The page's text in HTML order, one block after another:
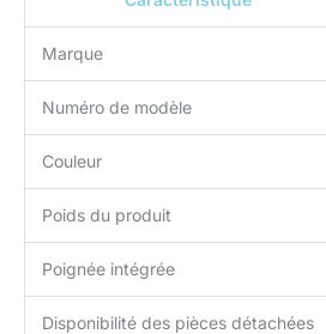
Marque
Numéro de modèle
Couleur
Poids du produit
Poignée intégrée
Disponibilité des pièces détachées